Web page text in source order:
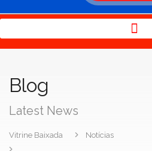
Blog
Latest News
Vitrine Baixada Notícias